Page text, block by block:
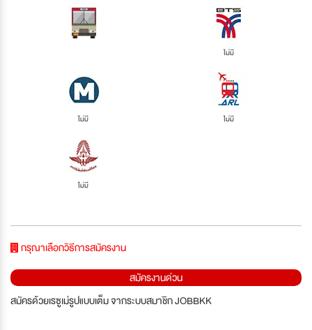
ไม่มี
ไม่มี ไม่มี
ไม่มี
กรุณาเลือกวิธีการสมัครงาน
สมัครงานด่วน
สมัครด้วยเรซูเม่รูปแบบเต็ม จากระบบสมาชิก JOBBKK